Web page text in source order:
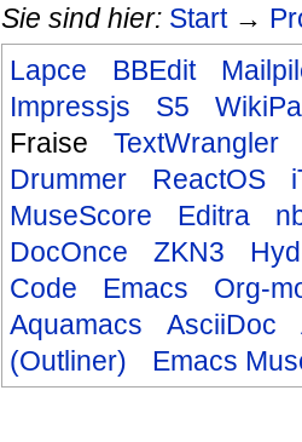
Sie sind hier: Start→
Lapce
BBEdit
Impressjs
S5
Fraise
TextWrangler
Drummer
ReactOS
MuseScore
Editra
DocOnce
ZKN3
Code
Emacs
Org-
Aquamacs
AsciiDoc
(Outliner)
Emacs